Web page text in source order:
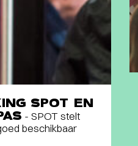
SPOT EN
- SPOT stelt
beschikbaar